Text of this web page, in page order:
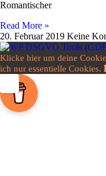
Romantischer
Read More »
20. Februar 2019 Keine
Klicke hier um deine
ich nur essentielle Cookies.